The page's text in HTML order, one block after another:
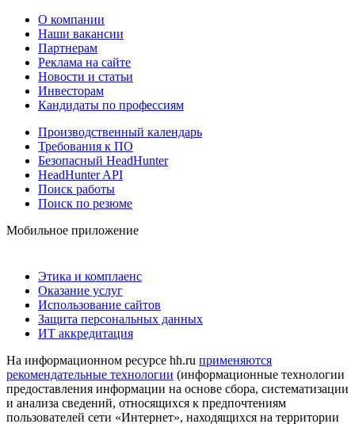
О компании
Наши вакансии
Партнерам
Реклама на сайте
Новости и статьи
Инвесторам
Кандидаты по профессиям
Производственный календарь
Требования к ПО
Безопасный HeadHunter
HeadHunter API
Поиск работы
Поиск по резюме
Мобильное приложение
Этика и комплаенс
Оказание услуг
Использование сайтов
Защита персональных данных
ИТ аккредитация
На информационном ресурсе hh.ru применяются
рекомендательные технологии (информационные технологии
предоставления информации на основе сбора, систематизации
и анализа сведений, относящихся к предпочтениям
пользователей сети «Интернет», находящихся на территории